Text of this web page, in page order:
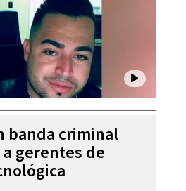
banda criminal
gerentes de